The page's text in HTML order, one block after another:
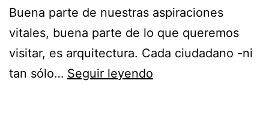
Buena parte de nuestras aspiraciones
vitales, buena parte de lo que queremos
visitar, es arquitectura. Cada ciudadano -ni
tan sólo… Seguir leyendo